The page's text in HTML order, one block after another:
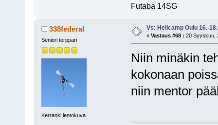
Futaba
338federal
Seniori torppari
Kerranki lentokuva.
Vs: Helicamp Oulu 16.-
« Vastaus #68 : 20 Syyskuu,
Niin minäkin
kokonaan
niin mentor